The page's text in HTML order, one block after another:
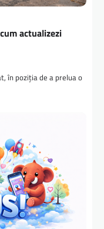
actualizezi
în poziția de a prelua o